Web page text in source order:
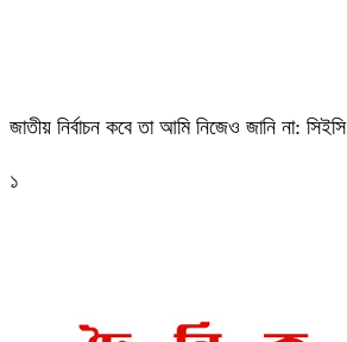
জাতীয় নির্বাচন কবে তা আমি নিজেও জানি না: সিইসি
১